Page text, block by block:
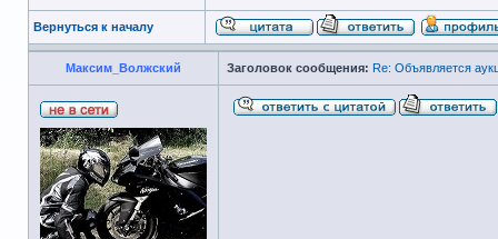
Вернуться к началу
Максим_Волжский Заголовок сообщения: Re: Объявляется